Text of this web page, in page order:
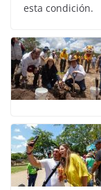
esta condición.